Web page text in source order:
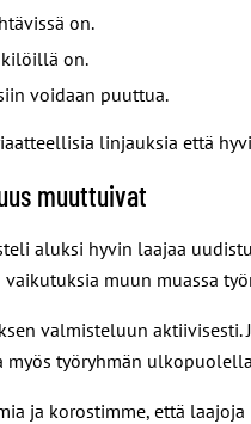
on.
on.
voidaan puuttua.
linjauksia että
muuttuivat
aluksi hyvin laajaa
muun muassa
valmisteluun aktiivisesti.
myös työryhmän
ja korostimme, että